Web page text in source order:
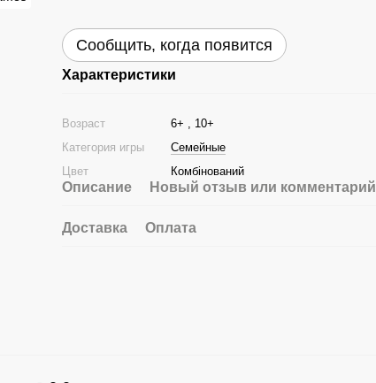
Сообщить, когда появится
Характеристики
Возраст
6+ , 10+
Категория игры
Семейные
Цвет
Комбінований
Описание Новый отзыв или комментарий
Доставка Оплата